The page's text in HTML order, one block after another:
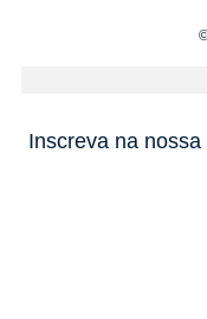
Inscreva na